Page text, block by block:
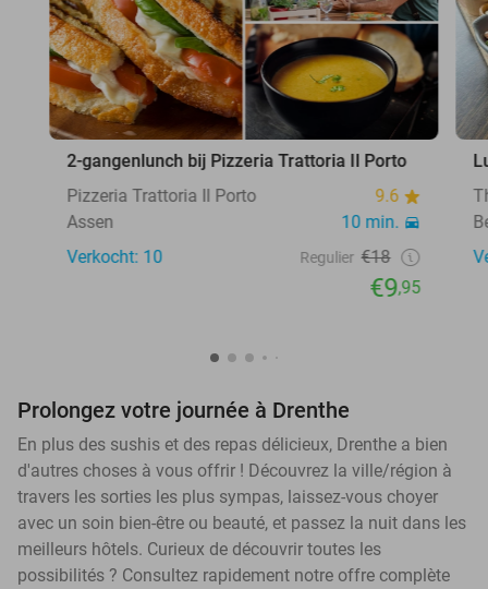
2-gangenlunch bij Pizzeria Trattoria Il Porto
Pizzeria Trattoria Il Porto
9.6
Assen
10 min.
Verkocht: 10
Regulier €18
€9,95
Prolongez votre journée à Drenthe
En plus des sushis et des repas délicieux, Drenthe a bien
d'autres choses à vous offrir ! Découvrez la ville/région à
travers les sorties les plus sympas, laissez-vous choyer
avec un soin bien-être ou beauté, et passez la nuit dans les
meilleurs hôtels. Curieux de découvrir toutes les
possibilités ? Consultez rapidement notre offre complète